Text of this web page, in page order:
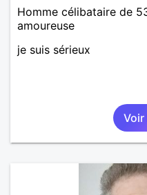
Homme célibataire de
amoureuse
je suis sérieux